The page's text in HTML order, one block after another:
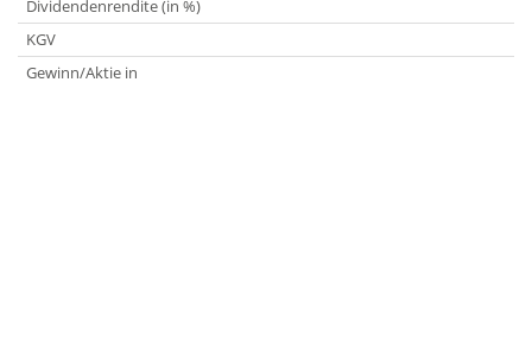
Dividendenrendite (in %)
KGV
Gewinn/Aktie in